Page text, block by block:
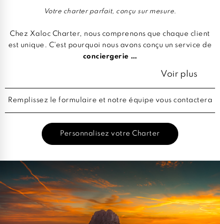
Votre charter parfait, conçu sur mesure.
Chez Xaloc Charter, nous comprenons que chaque client
est unique. C'est pourquoi nous avons conçu un service de
conciergerie …
Voir plus
Remplissez le formulaire et notre équipe vous contactera
Personnalisez votre Charter